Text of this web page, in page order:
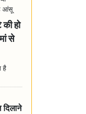
हो
से
है